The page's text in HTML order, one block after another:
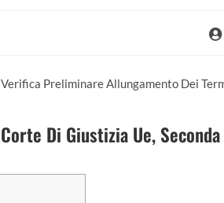
Verifica Preliminare Allungamento Dei
Corte Di Giustizia Ue,